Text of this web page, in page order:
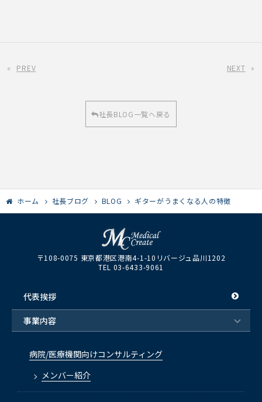
« PREV NEXT »
社長BLOG一覧へ戻る
ホーム 社長ブログ BLOG ギターがうまくなる人の特徴
〒108-0075 東京都港区港南4-1-10リバージュ品川1202
TEL 03-6433-9061
代表挨拶
事業内容
病院/医療機関向けコンサルティング
メンバー紹介